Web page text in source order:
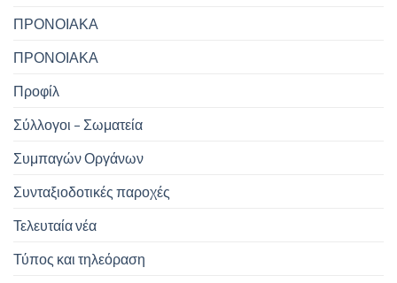
ΠΡΟΝΟΙΑΚΑ
ΠΡΟΝΟΙΑΚΑ
Προφίλ
Σύλλογοι – Σωματεία
Συμπαγών Οργάνων
Συνταξιοδοτικές παροχές
Τελευταία νέα
Τύπος και τηλεόραση